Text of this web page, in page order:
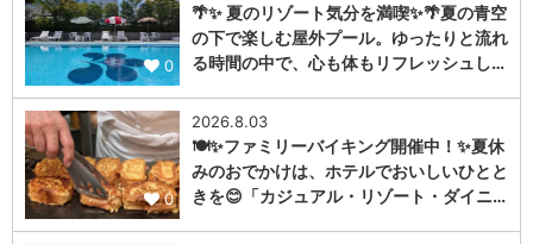
0
🌴✨ 夏のリゾート気分を満喫✨🌴夏の青空
の下で楽しむ屋外プール。ゆったりと流れ
る時間の中で、心も体もリフレッシュし…
0
2026.8.03
🍽️✨ファミリーバイキング開催中！✨夏休
みのおでかけは、ホテルでおいしいひとと
きを😊「カジュアル・リゾート・ダイニ…